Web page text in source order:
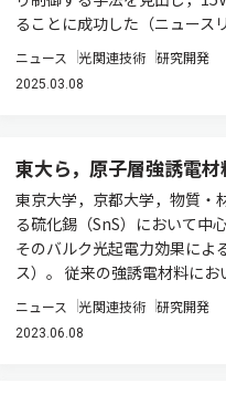
ることに成功した（ニュース
ニュース 光関連技術 研究開発
2025.03.08
東大ら，原子層強誘電
東京大学，京都大学，物質・
る硫化錫（SnS）において中
そのバルク光起電力効果によ
ス）。 従来の強誘電材料に
ニュース 光関連技術 研究開発
2023.06.08